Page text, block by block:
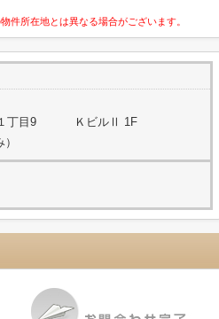
件所在地とは異なる場合がございます。
１丁目9 ＫビルⅡ 1F